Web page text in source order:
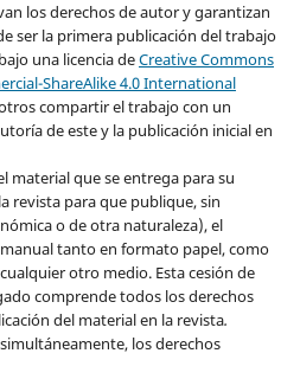
los derechos de autor y garantizan
ser la primera publicación del trabajo
una licencia deCreative Commons
ShareAlike 4.0 International
compartir el trabajo con un
de este y la publicación inicial en
material que se entrega para su
revista para que publique, sin
o de otra naturaleza), el
tanto en formato papel, como
otro medio. Esta cesión de
comprende todos los derechos
del material en la revista.
los derechos